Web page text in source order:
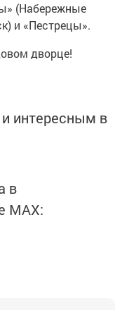
(Набережные
и «Пестрецы».
дворце!
интересным в
в
MАХ: